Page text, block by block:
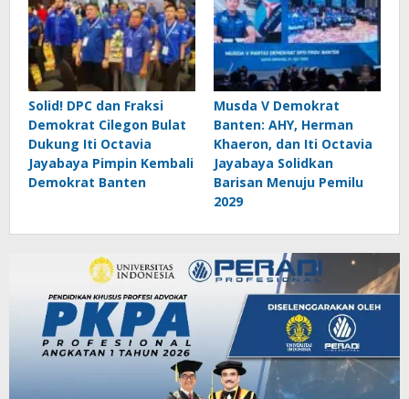
Solid! DPC dan Fraksi
Demokrat Cilegon Bulat
Dukung Iti Octavia
Jayabaya Pimpin Kembali
Demokrat Banten
Musda V Demokrat
Banten: AHY, Herman
Khaeron, dan Iti Octavia
Jayabaya Solidkan
Barisan Menuju Pemilu
2029